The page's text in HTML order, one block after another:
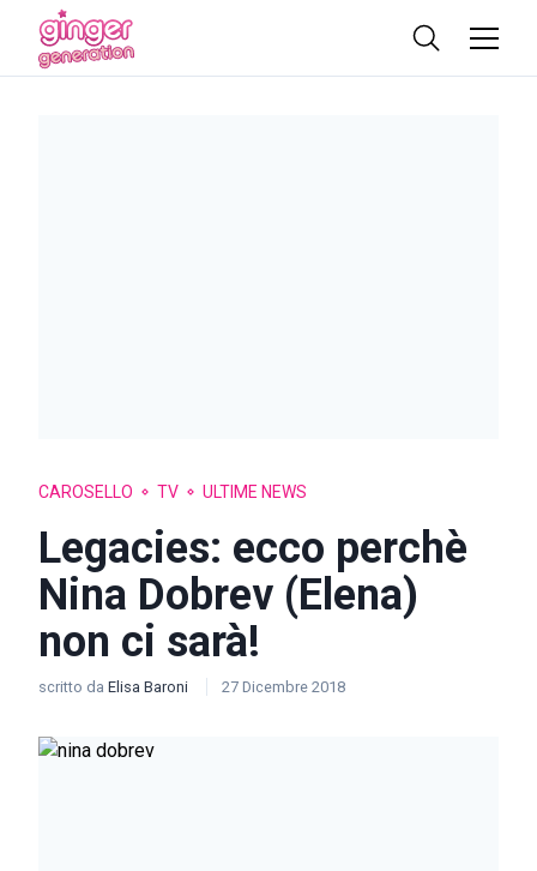
CAROSELLO TV ULTIME NEWS
Legacies: ecco perchè
Nina Dobrev (Elena)
non ci sarà!
scritto da Elisa Baroni 27 Dicembre 2018